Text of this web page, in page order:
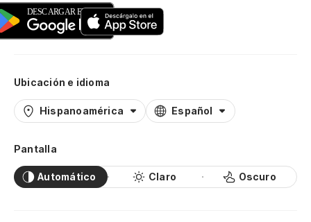
Ubicación e idioma
Hispanoamérica Español
Pantalla
Automático Claro Oscuro